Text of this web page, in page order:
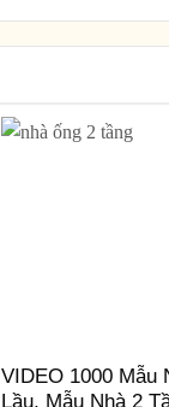
VIDEO 1000 Mẫu
Lầu, Mẫu Nhà 2